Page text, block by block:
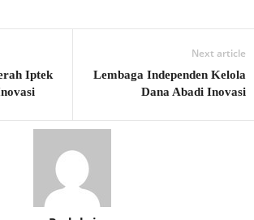
Iptek
Next article
Lembaga Independen Kelola
Dana Abadi Inovasi